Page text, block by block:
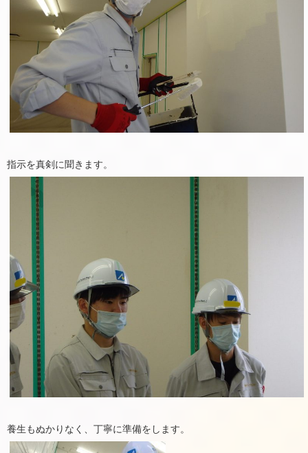
指示を真剣に聞きます。
養生もぬかりなく、丁寧に準備をします。